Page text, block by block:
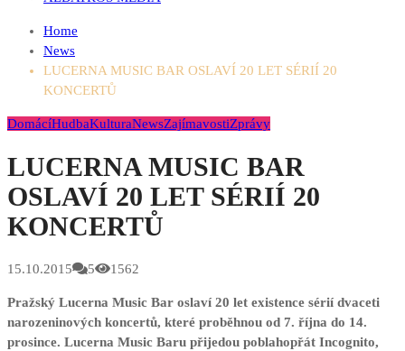
Home
News
LUCERNA MUSIC BAR OSLAVÍ 20 LET SÉRIÍ 20
KONCERTŮ
DomácíHudbaKulturaNewsZajímavostiZprávy
LUCERNA MUSIC BAR
OSLAVÍ 20 LET SÉRIÍ 20
KONCERTŮ
15.10.2015 5 1562
Pražský Lucerna Music Bar oslaví 20 let existence sérií dvaceti
narozeninových koncertů, které proběhnou od 7. října do 14.
prosince. Lucerna Music Baru přijedou poblahopřát Incognito,